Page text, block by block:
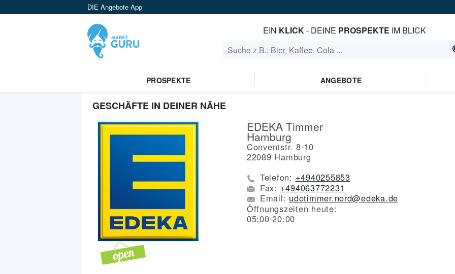
DIE Angebote App
EIN KLICK- DEINE PROSPEKTE IM BLICK
PROSPEKTE ANGEBOTE
GESCHÄFTE IN DEINER NÄHE
EDEKA Timmer
Hamburg
Conventstr. 8-10
22089 Hamburg
Telefon: +4940255853
Fax: +494063772231
Email: udotimmer.nord@edeka.de
Öffnungszeiten heute:
05:00-20:00